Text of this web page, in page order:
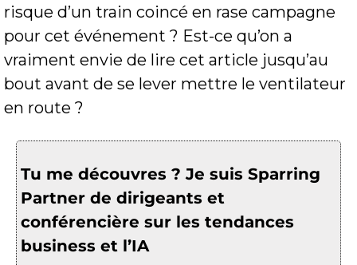
risque d’un train coincé en rase campagne
pour cet événement ? Est-ce qu’on a
vraiment envie de lire cet article jusqu’au
bout avant de se lever mettre le ventilateur
en route ?
Tu me découvres ? Je suis Sparring
Partner de dirigeants et
conférencière sur les tendances
business et l’IA